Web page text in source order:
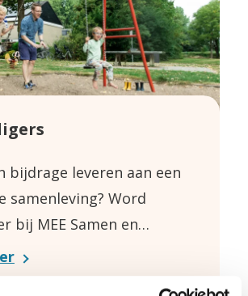
bijdrage leveren aan een
samenleving? Word
bij MEE Samen en…